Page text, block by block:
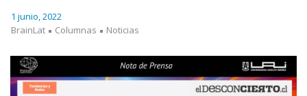
1 junio, 2022
BrainLat
Columnas Noticias